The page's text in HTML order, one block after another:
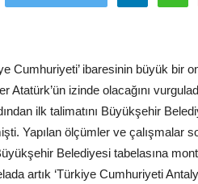
Cumhuriyeti’ ibaresinin büyük bir
Atatürk’ün izinde olacağını
ilk talimatını Büyükşehir
Yapılan ölçümler ve çalışmalar
Belediyesi tabelasına
artık ‘Türkiye Cumhuriyeti